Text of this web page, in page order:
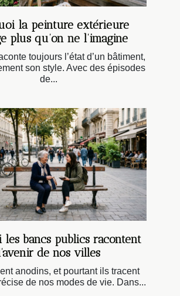
la peinture extérieure
plus qu’on ne l’imagine
toujours l’état d’un bâtiment,
son style. Avec des épisodes
de...
les bancs publics racontent
de nos villes
anodins, et pourtant ils tracent
de nos modes de vie. Dans...